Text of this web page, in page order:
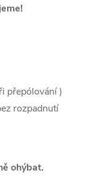
přepólování )
rozpadnutí
ohýbat.